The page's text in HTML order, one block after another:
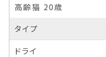
高齢猫 20歳
タイプ
ドライ